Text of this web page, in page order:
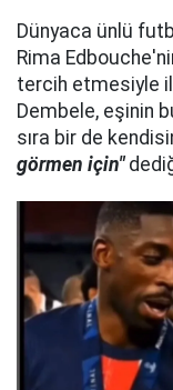
Dünyaca ünlü
Rima
tercih etmesiyle
Dembele, eşinin
sıra bir de
görmen için"